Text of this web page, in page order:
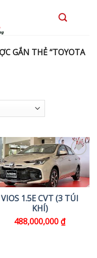
GẮN THẺ “TOYOTA
VIOS 1.5E CVT (3 TÚI
KHÍ)
488,000,000₫